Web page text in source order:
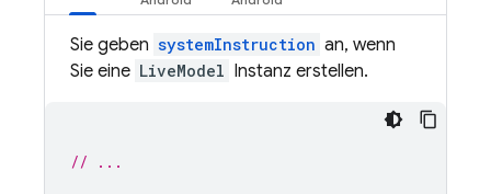
Sie geben systemInstruction an, wenn
Sie eine LiveModel Instanz erstellen.
// ...